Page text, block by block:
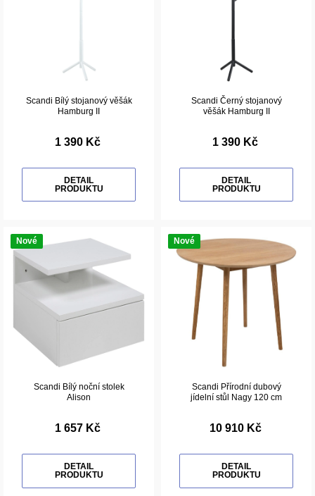
Scandi Bílý stojanový věšák
Hamburg II
1 390 Kč
DETAIL
PRODUKTU
Scandi Černý stojanový
věšák Hamburg II
1 390 Kč
DETAIL
PRODUKTU
Nové
Scandi Bílý noční stolek
Alison
1 657 Kč
DETAIL
PRODUKTU
Nové
Scandi Přírodní dubový
jídelní stůl Nagy 120 cm
10 910 Kč
DETAIL
PRODUKTU